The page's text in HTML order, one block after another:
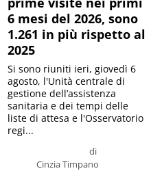
6 mesi del 2026, sono
1.261 in più rispetto al
2025
di
Cinzia Timpano
Si sono riuniti ieri, giovedì 6
agosto, l'Unità centrale di
gestione dell’assistenza
sanitaria e dei tempi delle
liste di attesa e l'Osservatorio
regi...